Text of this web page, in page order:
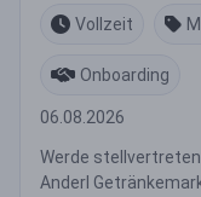
Vollzeit
Onboarding
06.08.2026
Werde
Anderl